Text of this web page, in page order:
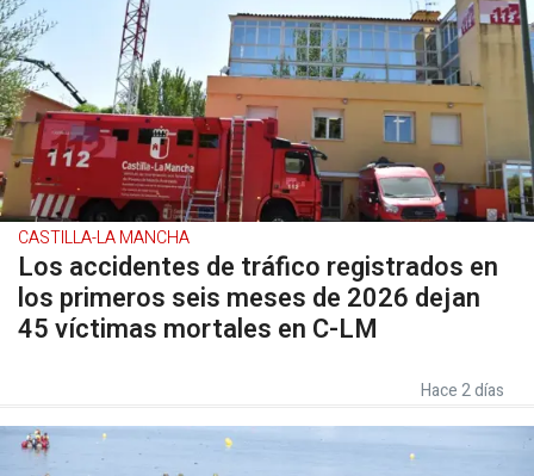
CASTILLA-LA MANCHA
Los accidentes de tráfico registrados en
los primeros seis meses de 2026 dejan
45 víctimas mortales en C-LM
Hace 2 días